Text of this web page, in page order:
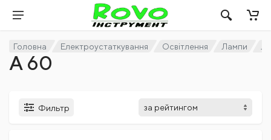
Головна Електроустаткування Освітлення Лампи
А 60
Фильтр